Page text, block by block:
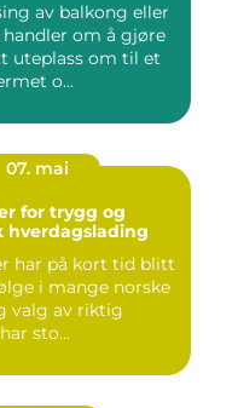
av balkong eller
handler om å gjøre
uteplass om til et
o...
07. mai
for trygg og
hverdagslading
har på kort tid blitt
i mange norske
valg av riktig
sto...